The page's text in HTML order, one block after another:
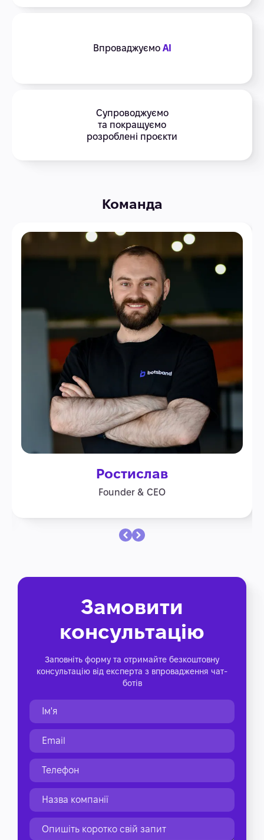
Впроваджуємо AI
Супроводжуємо
та покращуємо
розроблені проєкти
Команда
Ростислав
Founder & CEO
Замовити
консультацію
Заповніть форму та отримайте безкоштовну
консультацію від експерта з впровадження чат-
ботів